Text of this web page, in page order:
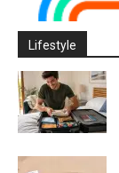
Lifestyle